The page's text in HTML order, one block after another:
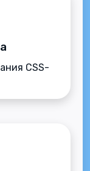
CSS-